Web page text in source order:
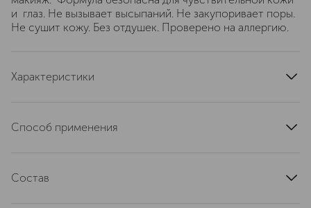
и глаз. Не вызывает высыпаний. Не закупоривает поры.
Не сушит кожу. Без отдушек. Проверено на аллергию.
Характеристики
область применения
Способ применения
теплой водой, повторно помассируйте. Тщательно
Состав